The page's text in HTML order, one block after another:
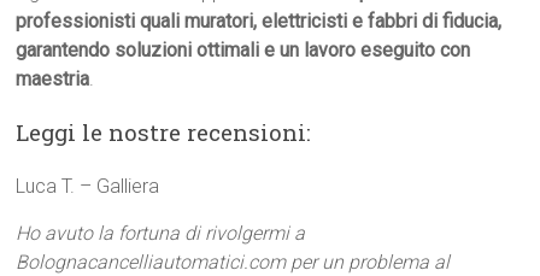
professionisti quali muratori, elettricisti e fabbri di fiducia,
garantendo soluzioni ottimali e un lavoro eseguito con
maestria.
Leggi le nostre recensioni:
Luca T. – Galliera
Ho avuto la fortuna di rivolgermi a
Bolognacancelliautomatici.com per un problema al